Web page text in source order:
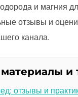
и магния
отзывы и
канала.
и
отзывы и